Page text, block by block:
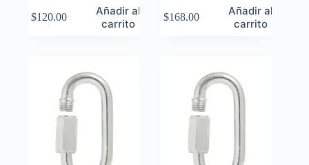
$120.00
Añadir al
carrito
$168.00
Añadir al
carrito